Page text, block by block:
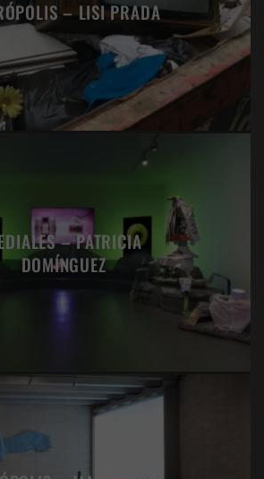
– LISI PRADA
– PATRICIA
DOMÍNGUEZ